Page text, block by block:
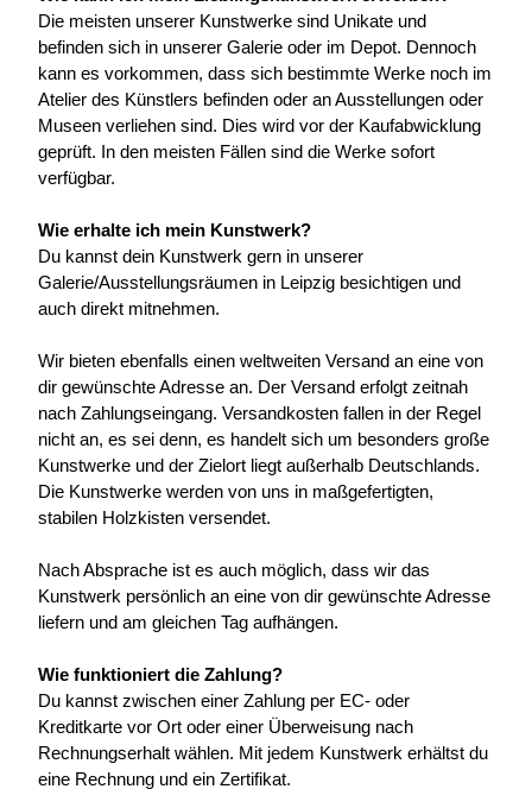
Die meisten unserer Kunstwerke sind Unikate und
befinden sich in unserer Galerie oder im Depot. Dennoch
kann es vorkommen, dass sich bestimmte Werke noch im
Atelier des Künstlers befinden oder an Ausstellungen oder
Museen verliehen sind. Dies wird vor der Kaufabwicklung
geprüft. In den meisten Fällen sind die Werke sofort
verfügbar.
Wie erhalte ich mein Kunstwerk?
Du kannst dein Kunstwerk gern in unserer
Galerie/Ausstellungsräumen in Leipzig besichtigen und
auch direkt mitnehmen.
Wir bieten ebenfalls einen weltweiten Versand an eine von
dir gewünschte Adresse an. Der Versand erfolgt zeitnah
nach Zahlungseingang. Versandkosten fallen in der Regel
nicht an, es sei denn, es handelt sich um besonders große
Kunstwerke und der Zielort liegt außerhalb Deutschlands.
Die Kunstwerke werden von uns in maßgefertigten,
stabilen Holzkisten versendet.
Nach Absprache ist es auch möglich, dass wir das
Kunstwerk persönlich an eine von dir gewünschte Adresse
liefern und am gleichen Tag aufhängen.
Wie funktioniert die Zahlung?
Du kannst zwischen einer Zahlung per EC- oder
Kreditkarte vor Ort oder einer Überweisung nach
Rechnungserhalt wählen. Mit jedem Kunstwerk erhältst du
eine Rechnung und ein Zertifikat.